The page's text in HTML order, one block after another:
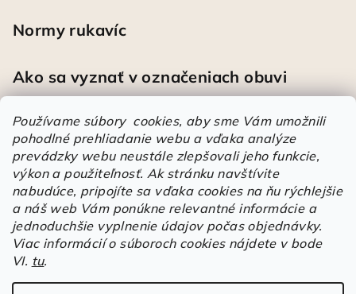
Používame súbory cookies, aby sme Vám umožnili
pohodlné prehliadanie webu a vďaka analýze
prevádzky webu neustále zlepšovali jeho funkcie,
výkon a použiteľnosť. Ak stránku navštívite
nabudúce, pripojíte sa vďaka cookies na ňu rýchlejšie
a náš web Vám ponúkne relevantné informácie a
jednoduchšie vyplnenie údajov počas objednávky.
Viac informácií o súboroch cookies nájdete v bode
VI. tu.
Normy rukavíc
Ako sa vyznať v označeniach obuvi
Heureka
Športové pracovné poltopánky PRESTIGE CLASSIC biele
Hodnotenie produktu je 5 z 5 hviezdičiek.
| Mária
Á
u